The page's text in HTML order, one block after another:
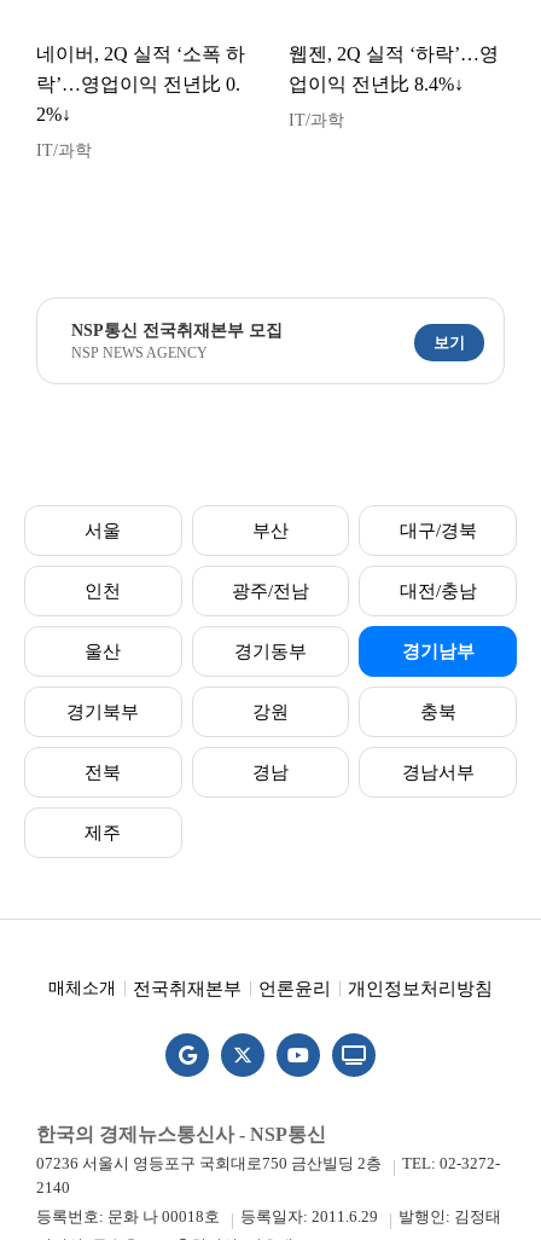
네이버, 2Q 실적 ‘소폭 하
락’…영업이익 전년比 0.
2%↓
IT/과학
웹젠, 2Q 실적 ‘하락’…영
업이익 전년比 8.4%↓
IT/과학
NSP통신 전국취재본부 모집
NSP NEWS AGENCY
보기
서울 부산 대구/경북
인천 광주/전남 대전/충남
울산 경기동부 경기남부
경기북부 강원 충북
전북 경남 경남서부
제주
매체소개 전국취재본부 언론윤리 개인정보처리방침
한국의 경제뉴스통신사 - NSP통신
07236 서울시 영등포구 국회대로750 금산빌딩 2층
TEL: 02-3272-
2140
등록번호: 문화 나 00018호
등록일자: 2011.6.29
발행인: 김정태